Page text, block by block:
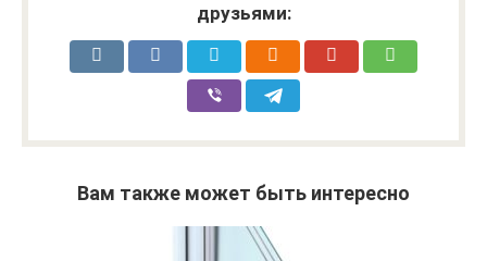
друзьями:
Вам также может быть интересно